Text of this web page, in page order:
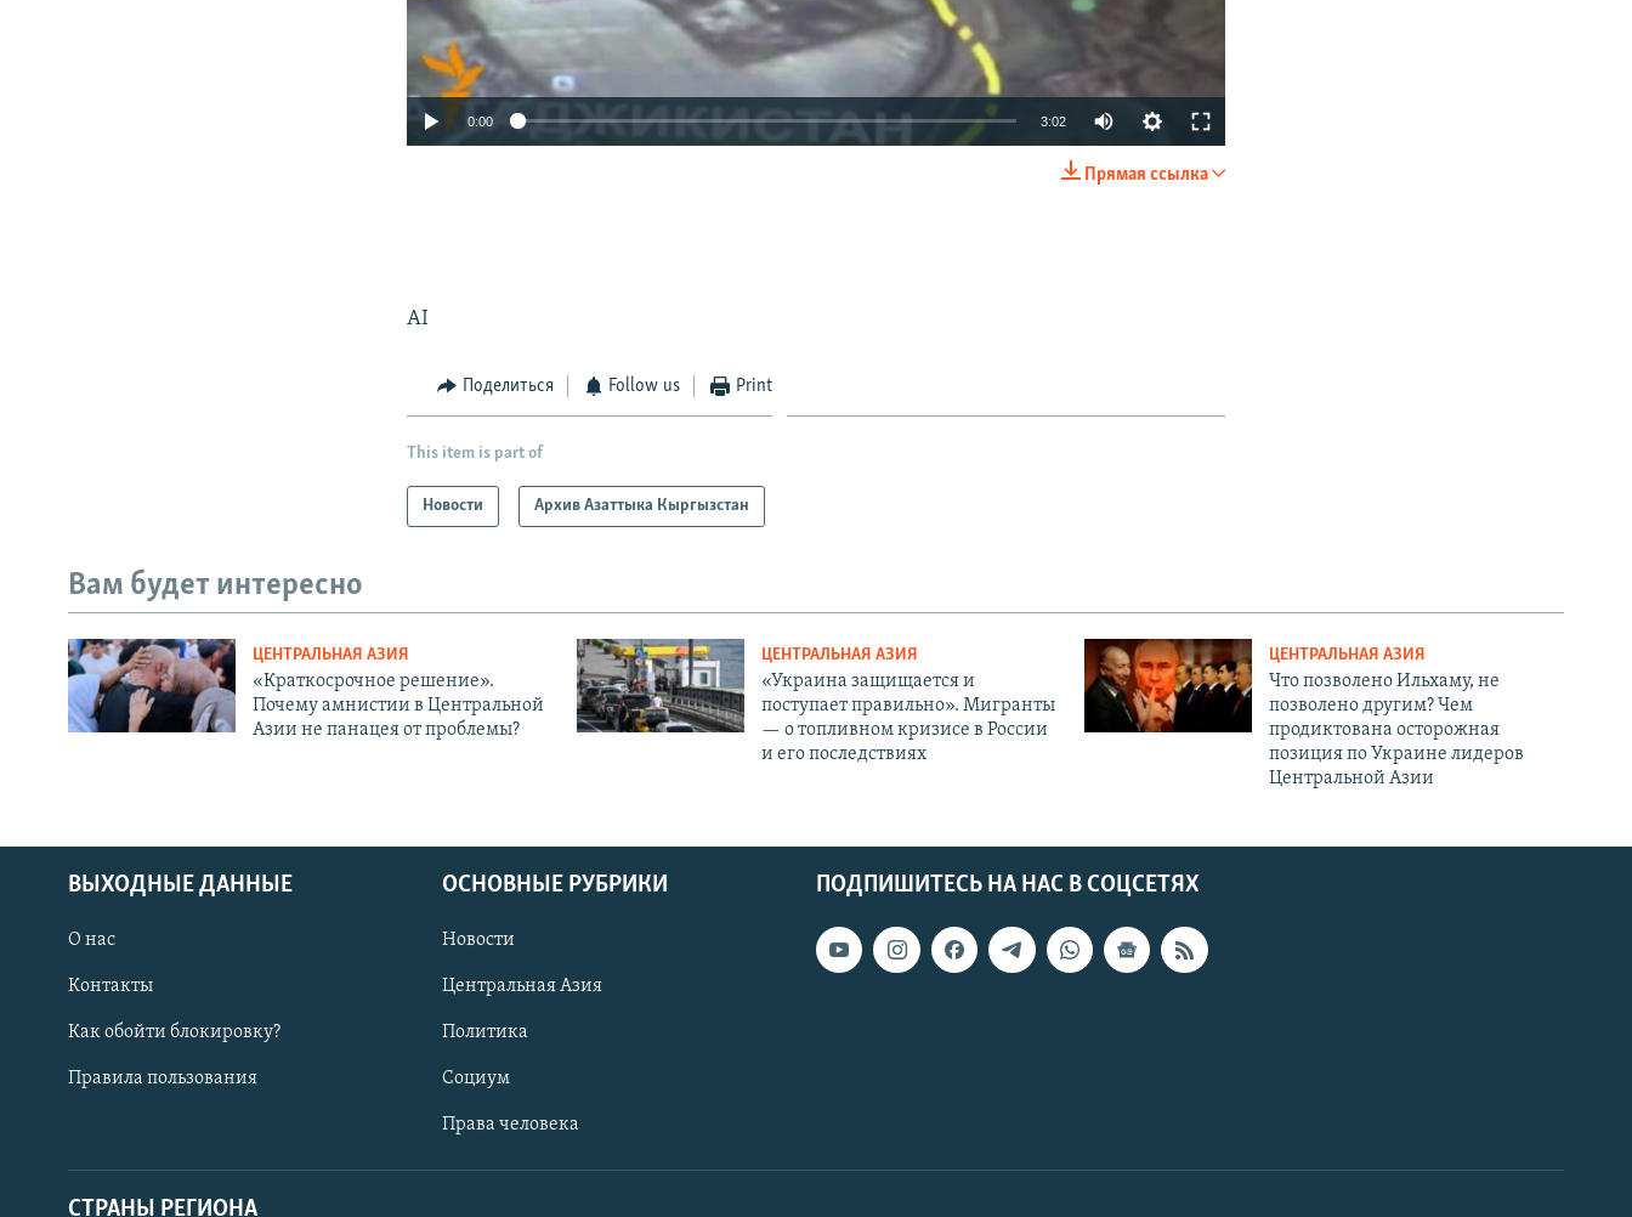
0:00 3:02
Прямая ссылка
AI
Поделиться Follow us Print
This item is part of
Новости Архив Азаттыка Кыргызстан
Вам будет интересно
ЦЕНТРАЛЬНАЯ АЗИЯ
«Краткосрочное решение».
Почему амнистии в Центральной
Азии не панацея от проблемы?
ЦЕНТРАЛЬНАЯ АЗИЯ
«Украина защищается и
поступает правильно». Мигранты
— о топливном кризисе в России
и его последствиях
ЦЕНТРАЛЬНАЯ АЗИЯ
Что позволено Ильхаму, не
позволено другим? Чем
продиктована осторожная
позиция по Украине лидеров
Центральной Азии
ПОДПИШИТЕСЬ НА НАС В СОЦСЕТЯХ
ВЫХОДНЫЕ ДАННЫЕ
О нас
Контакты
Как обойти блокировку?
Правила пользования
ОСНОВНЫЕ РУБРИКИ
Новости
Центральная Азия
Политика
Социум
Права человека
СТРАНЫ РЕГИОНА